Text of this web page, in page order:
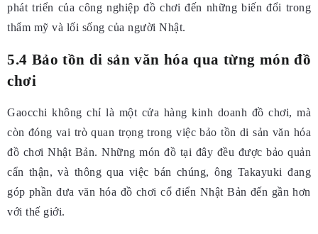
phát triển của công nghiệp đồ chơi đến những biến đổi trong
thẩm mỹ và lối sống của người Nhật.
5.4 Bảo tồn di sản văn hóa qua từng món đồ
chơi
Gaocchi không chỉ là một cửa hàng kinh doanh đồ chơi, mà
còn đóng vai trò quan trọng trong việc bảo tồn di sản văn hóa
đồ chơi Nhật Bản. Những món đồ tại đây đều được bảo quản
cẩn thận, và thông qua việc bán chúng, ông Takayuki đang
góp phần đưa văn hóa đồ chơi cổ điển Nhật Bản đến gần hơn
với thế giới.